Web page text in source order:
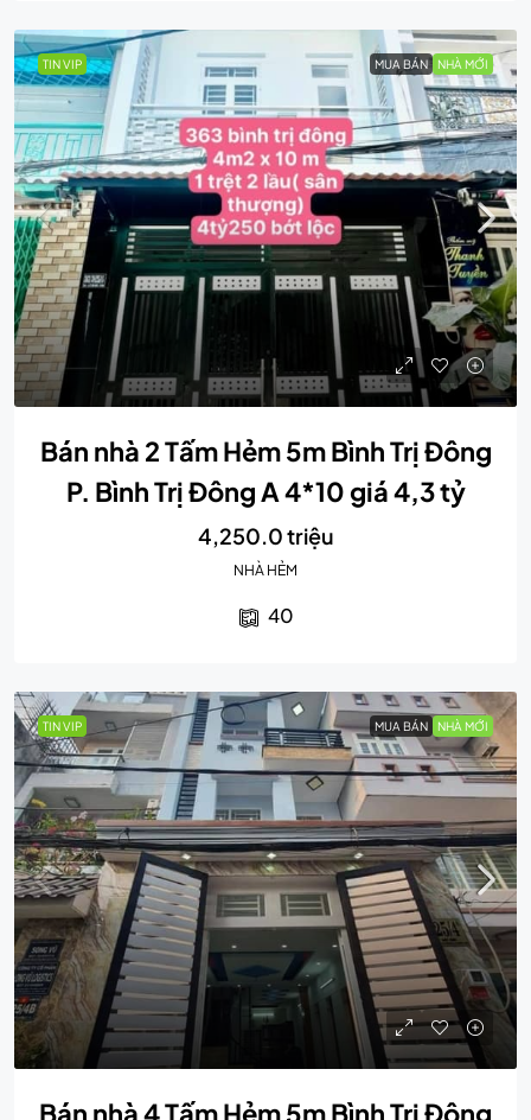
TIN VIP MUA BÁN NHÀ MỚI
Bán nhà 2 Tấm Hẻm 5m Bình Trị Đông
P. Bình Trị Đông A 4*10 giá 4,3 tỷ
4,250.0 triệu
NHÀ HẺM
40
TIN VIP MUA BÁN NHÀ MỚI
Bán nhà 4 Tấm Hẻm 5m Bình Trị Đông